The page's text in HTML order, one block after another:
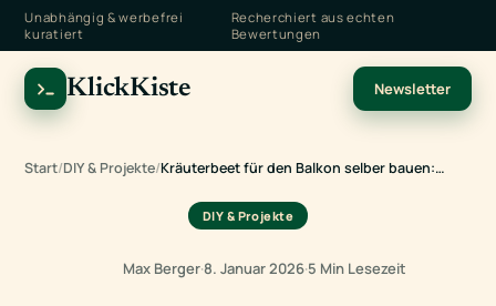
Unabhängig & werbefrei
kuratiert
Recherchiert aus echten
Bewertungen
KlickKiste Newsletter
Start/DIY & Projekte/Kräuterbeet für den Balkon selber bauen:…
DIY & Projekte
Max Berger·8. Januar 2026·5 Min Lesezeit